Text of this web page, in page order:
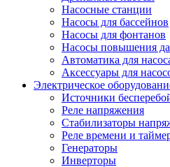
Насосные станции
Насосы для бассейнов
Насосы для фонтанов
Насосы повышения
Автоматика для
Аксессуары для
Электрическое
Источники
Реле напряжения
Стабилизаторы
Реле времени и
Генераторы
Инверторы